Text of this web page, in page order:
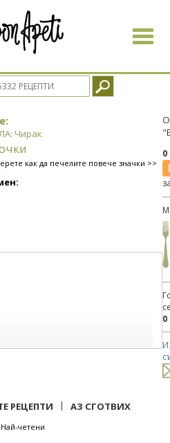
Toggle
Чирак
как да печелите повече значки >>
0
РЕЦЕПТИ | АЗ СГОТВИХ
Най-четени